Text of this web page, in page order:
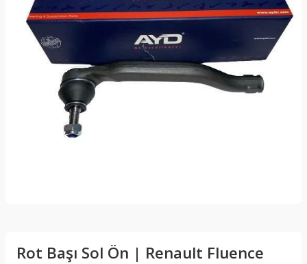
Rot Başı Sol Ön | Renault Fluence